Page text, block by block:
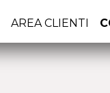
AREA CLIENTI